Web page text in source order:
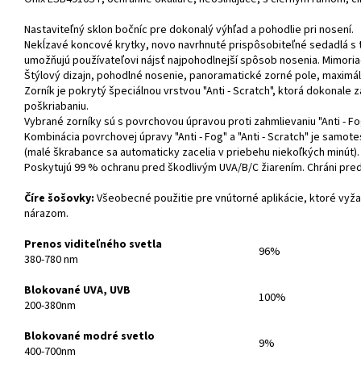
Nastaviteľný sklon bočníc pre dokonalý výhľad a pohodlie pri nosení.
Nekĺzavé koncové krytky, novo navrhnuté prispôsobiteľné sedadlá s
umožňujú používateľovi nájsť najpohodlnejší spôsob nosenia.
Štýlový dizajn, pohodlné nosenie, panoramatické zorné pole,
Zorník je pokrytý špeciálnou vrstvou "Anti - Scratch", ktorá dokonale
poškriabaniu.
Vybrané zorníky sú s povrchovou úpravou proti zahmlievaniu "Anti -
Kombinácia povrchovej úpravy "Anti - Fog" a "Anti - Scratch" je
(malé škrabance sa automaticky zacelia v priebehu niekoľkých minút).
Poskytujú 99 % ochranu pred škodlivým UVA/B/C žiarením. Chráni
Číre šošovky: Všeobecné použitie pre vnútorné aplikácie, ktoré
nárazom.
Prenos viditeľného svetla
380-780 nm
96%
Blokované UVA, UVB
200-380nm
100%
Blokované modré svetlo
400-700nm
9%